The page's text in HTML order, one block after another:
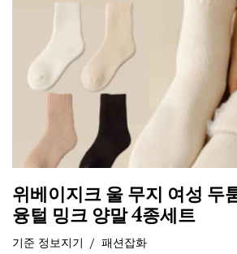
위베이지크 울 무지 여성 두
융털 밍크 양말 4종세트
기준 정보지기 패션잡화